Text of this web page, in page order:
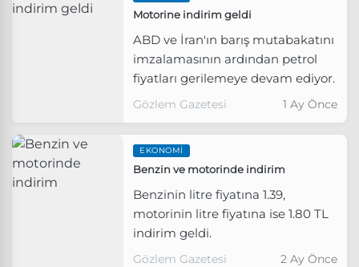
Motorine indirim geldi
ABD ve İran'ın barış mutabakatını
imzalamasının ardından petrol
fiyatları gerilemeye devam ediyor.
Gözlem Gazetesi 1 Ay Önce
EKONOMI
Benzin ve motorinde indirim
Benzinin litre fiyatına 1.39,
motorinin litre fiyatına ise 1.80 TL
indirim geldi.
Gözlem Gazetesi 2 Ay Önce